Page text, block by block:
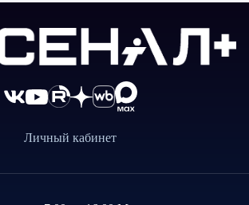
Личный кабинет